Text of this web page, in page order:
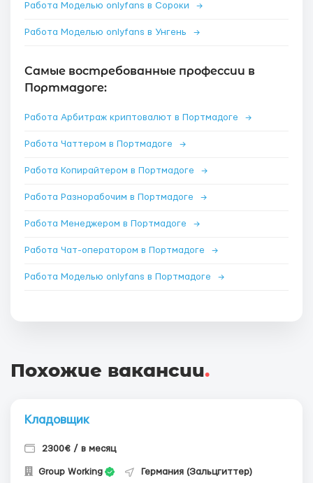
Работа Моделью onlyfans в Сороки →
Работа Моделью onlyfans в Унгень →
Самые востребованные профессии в
Портмадоге:
Работа Арбитраж криптовалют в Портмадоге →
Работа Чаттером в Портмадоге →
Работа Копирайтером в Портмадоге →
Работа Разнорабочим в Портмадоге →
Работа Менеджером в Портмадоге →
Работа Чат-оператором в Портмадоге →
Работа Моделью onlyfans в Портмадоге →
Похожие вакансии.
Кладовщик
2300€ / в месяц
Group Working Германия (Зальцгиттер)